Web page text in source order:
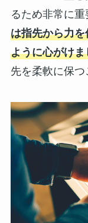
るため非常に重
は指先から力
ように心がけま
先を柔軟に保つ